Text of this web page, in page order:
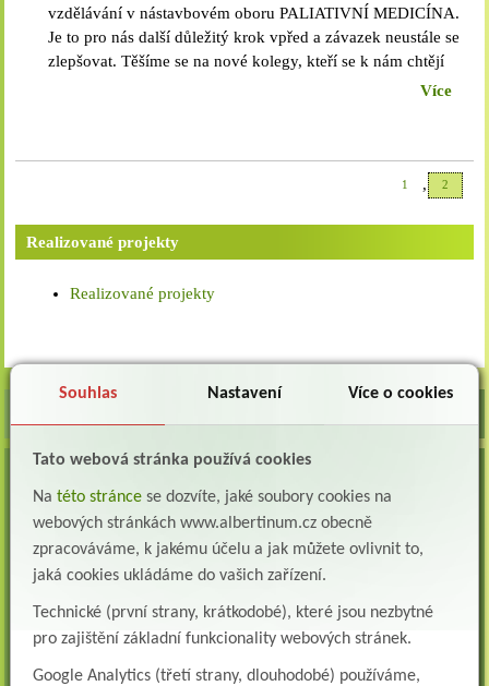
workshopy. Konference se uskuteční v kinosále budovy č. 9
v areálu Albertina. Přihlášky je možné zasílat do 10. dubna na
e-mailovou adresu stujova@albertinum.cz.
vzdělávání v nástavbovém oboru PALIATIVNÍ MEDICÍNA.
Je to pro nás další důležitý krok vpřed a závazek neustále se
zlepšovat. Těšíme se na nové kolegy, kteří se k nám chtějí
Více
1 , 2
Realizované projekty
Realizované projekty
Albertinum, odborný léčebný ústav, Žamberk přijme do pracovního poměru: Lékaře na
oddělení následné a dlouhodobé lůžkové...
Albertinum, odborný léčebný ústav, Žamberkpřijme do pracovního poměru: Lékaře na
oddělení psychiatrie ...
Lékař oddělení pneumologie a ftizeologie (plicní oddělení)
Souhlas Nastavení Více o cookies
Tato webová stránka používá cookies
Na této stránce se dozvíte, jaké soubory cookies na
webových stránkách www.albertinum.cz obecně
zpracováváme, k jakému účelu a jak můžete ovlivnit to,
jaká cookies ukládáme do vašich zařízení.
Technické (první strany, krátkodobé), které jsou nezbytné
pro zajištění základní funkcionality webových stránek.
Google Analytics (třetí strany, dlouhodobé) používáme,